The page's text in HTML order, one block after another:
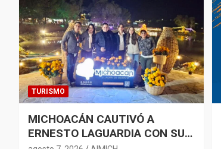
TURISMO
MICHOACÁN CAUTIVÓ A
ERNESTO LAGUARDIA CON SU